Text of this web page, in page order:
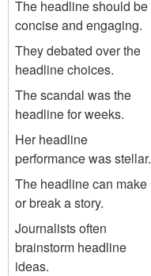
The headline should be
concise and engaging.
They debated over the
headline choices.
The scandal was the
headline for weeks.
Her headline
performance was stellar.
The headline can make
or break a story.
Journalists often
brainstorm headline
ideas.